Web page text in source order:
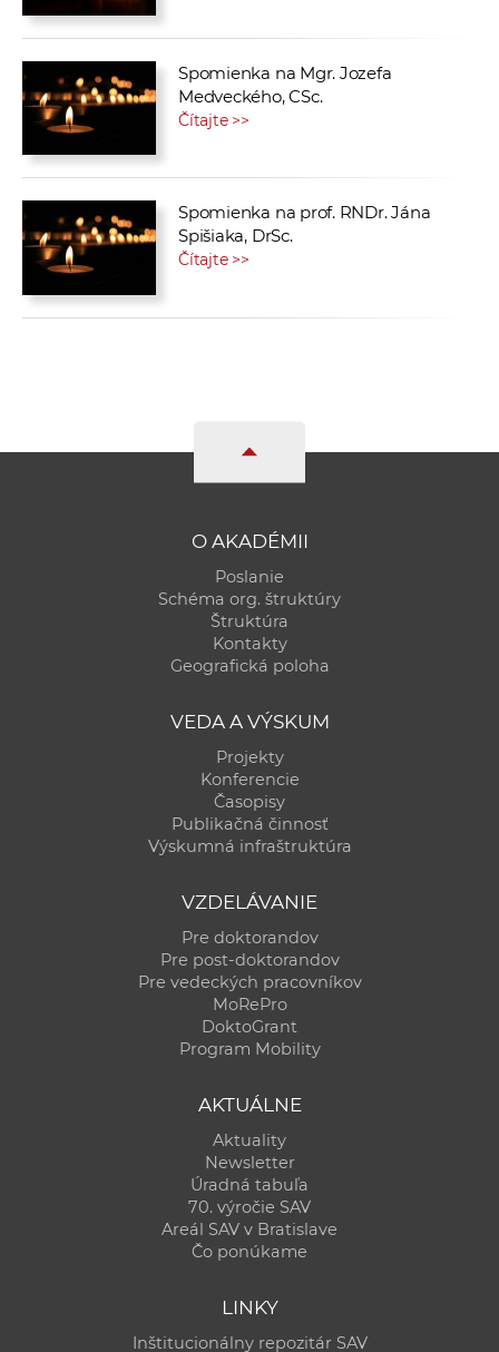
Spomienka na Mgr. Jozefa
Medveckého, CSc.
Čítajte >>
Spomienka na prof. RNDr. Jána
Spišiaka, DrSc.
Čítajte >>
O AKADÉMII
Poslanie
Schéma org. štruktúry
Štruktúra
Kontakty
Geografická poloha
VEDA A VÝSKUM
Projekty
Konferencie
Časopisy
Publikačná činnosť
Výskumná infraštruktúra
VZDELÁVANIE
Pre doktorandov
Pre post-doktorandov
Pre vedeckých pracovníkov
MoRePro
DoktoGrant
Program Mobility
AKTUÁLNE
Aktuality
Newsletter
Úradná tabuľa
70. výročie SAV
Areál SAV v Bratislave
Čo ponúkame
LINKY
Inštitucionálny repozitár SAV